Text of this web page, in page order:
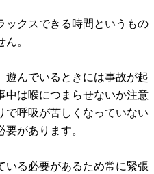
ックスできる時間というもの
。
遊んでいるときには事故が起
中は喉につまらせないか注意
で呼吸が苦しくなっていない
があります。
いる必要があるため常に緊張